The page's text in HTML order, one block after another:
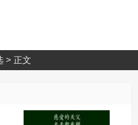
> 正文